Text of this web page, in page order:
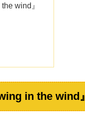
wind』
in the wind』